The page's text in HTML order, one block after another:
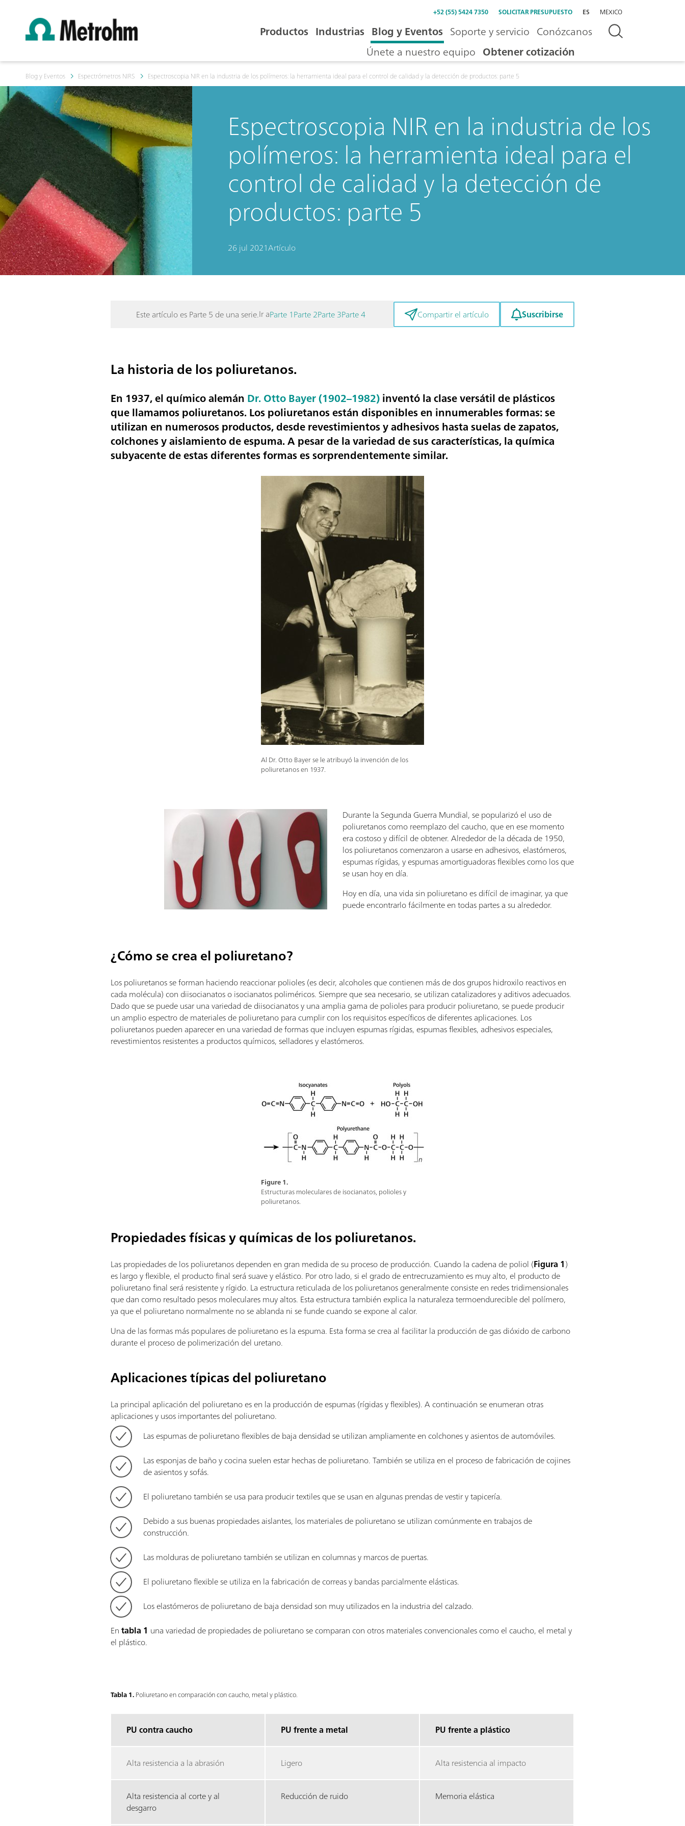
+52 (55) 5424 7350 SOLICITAR PRESUPUESTO ES MEXICO
Productos Industrias Blog y Eventos Soporte y servicio Conózcanos
Únete a nuestro equipo Obtener cotización
Blog y Eventos Espectrómetros NIRS Espectroscopia NIR en la industria de los polímeros: la herramienta ideal para el control de calidad y la detección de productos: parte 5
Espectroscopia NIR en la industria de los
polímeros: la herramienta ideal para el
control de calidad y la detección de
productos: parte 5
26 jul 2021Artículo
Este artículo es Parte 5 de una serie.Ir aParte 1Parte 2Parte 3Parte 4 Compartir el artículo Suscribirse
La historia de los poliuretanos.
En 1937, el químico alemán Dr. Otto Bayer (1902–1982)inventó la clase versátil de plásticos
que llamamos poliuretanos. Los poliuretanos están disponibles en innumerables formas: se
utilizan en numerosos productos, desde revestimientos y adhesivos hasta suelas de zapatos,
colchones y aislamiento de espuma. A pesar de la variedad de sus características, la química
subyacente de estas diferentes formas es sorprendentemente similar.
Al Dr. Otto Bayer se le atribuyó la invención de los
poliuretanos en 1937.
Durante la Segunda Guerra Mundial, se popularizó el uso de
poliuretanos como reemplazo del caucho, que en ese momento
era costoso y difícil de obtener. Alrededor de la década de 1950,
los poliuretanos comenzaron a usarse en adhesivos, elastómeros,
espumas rígidas, y espumas amortiguadoras flexibles como los que
se usan hoy en día.
Hoy en día, una vida sin poliuretano es difícil de imaginar, ya que
puede encontrarlo fácilmente en todas partes a su alrededor.
¿Cómo se crea el poliuretano?
Los poliuretanos se forman haciendo reaccionar polioles (es decir, alcoholes que contienen más de dos grupos hidroxilo reactivos en
cada molécula) con diisocianatos o isocianatos poliméricos. Siempre que sea necesario, se utilizan catalizadores y aditivos adecuados.
Dado que se puede usar una variedad de diisocianatos y una amplia gama de polioles para producir poliuretano, se puede producir
un amplio espectro de materiales de poliuretano para cumplir con los requisitos específicos de diferentes aplicaciones. Los
poliuretanos pueden aparecer en una variedad de formas que incluyen espumas rígidas, espumas flexibles, adhesivos especiales,
revestimientos resistentes a productos químicos, selladores y elastómeros.
Figure 1.
Estructuras moleculares de isocianatos, polioles y
poliuretanos.
Propiedades físicas y químicas de los poliuretanos.
Las propiedades de los poliuretanos dependen en gran medida de su proceso de producción. Cuando la cadena de poliol (Figura 1)
es largo y flexible, el producto final será suave y elástico. Por otro lado, si el grado de entrecruzamiento es muy alto, el producto de
poliuretano final será resistente y rígido. La estructura reticulada de los poliuretanos generalmente consiste en redes tridimensionales
que dan como resultado pesos moleculares muy altos. Esta estructura también explica la naturaleza termoendurecible del polímero,
ya que el poliuretano normalmente no se ablanda ni se funde cuando se expone al calor.
Una de las formas más populares de poliuretano es la espuma. Esta forma se crea al facilitar la producción de gas dióxido de carbono
durante el proceso de polimerización del uretano.
Aplicaciones típicas del poliuretano
La principal aplicación del poliuretano es en la producción de espumas (rígidas y flexibles). A continuación se enumeran otras
aplicaciones y usos importantes del poliuretano.
Las espumas de poliuretano flexibles de baja densidad se utilizan ampliamente en colchones y asientos de automóviles.
Las esponjas de baño y cocina suelen estar hechas de poliuretano. También se utiliza en el proceso de fabricación de cojines
de asientos y sofás.
El poliuretano también se usa para producir textiles que se usan en algunas prendas de vestir y tapicería.
Debido a sus buenas propiedades aislantes, los materiales de poliuretano se utilizan comúnmente en trabajos de
construcción.
Las molduras de poliuretano también se utilizan en columnas y marcos de puertas.
El poliuretano flexible se utiliza en la fabricación de correas y bandas parcialmente elásticas.
Los elastómeros de poliuretano de baja densidad son muy utilizados en la industria del calzado.
Entabla 1 una variedad de propiedades de poliuretano se comparan con otros materiales convencionales como el caucho, el metal y
el plástico.
Tabla 1.Poliuretano en comparación con caucho, metal y plástico.
PU contra caucho PU frente a metal PU frente a plástico
Alta resistencia a la abrasión Ligero Alta resistencia al impacto
Alta resistencia al corte y al
desgarro
Reducción de ruido Memoria elástica